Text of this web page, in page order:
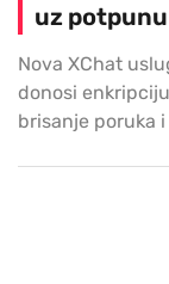
uz
Nova XChat
donosi
brisanje poruka